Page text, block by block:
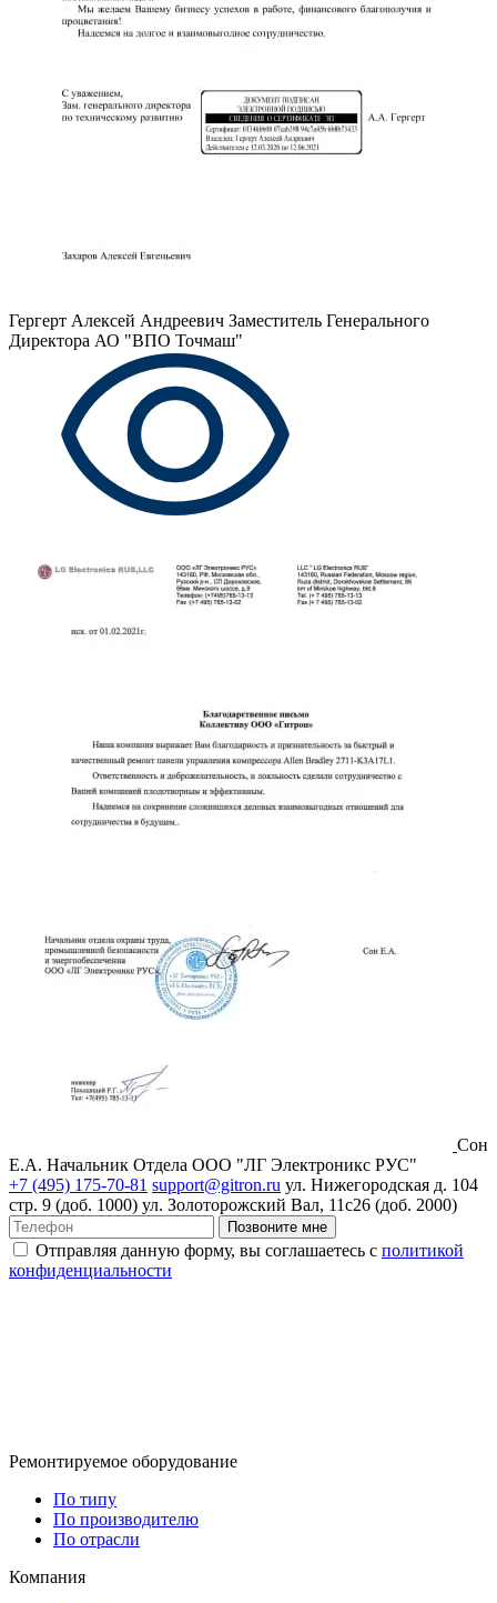
Гергерт Алексей Андреевич Заместитель Генерального
Директора АО "ВПО Точмаш"
Сон
Е.А. Начальник Отдела ООО "ЛГ Электроникс РУС"
+7 (495) 175-70-81 support@gitron.ru ул. Нижегородская д. 104
стр. 9 (доб. 1000) ул. Золоторожский Вал, 11с26 (доб. 2000)
Позвоните мне
Отправляя данную форму, вы соглашаетесь с политикой
конфиденциальности
Ремонтируемое оборудование
По типу
По производителю
По отрасли
Компания